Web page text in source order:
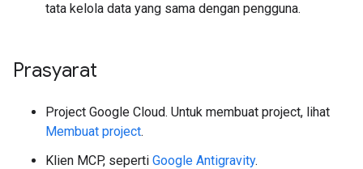
tata kelola data yang sama dengan pengguna.
Prasyarat
Project Google Cloud. Untuk membuat project, lihat
Membuat project.
Klien MCP, seperti Google Antigravity.